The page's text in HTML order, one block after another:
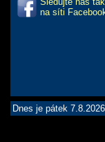
na síti
Dnes je pátek